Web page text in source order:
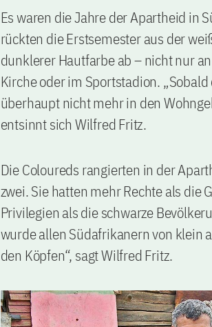
Es waren die Jahre der Apartheid in
rückten die Erstsemester aus der
dunklerer Hautfarbe ab – nicht nur
Kirche oder im Sportstadion.
überhaupt nicht mehr in den
entsinnt sich Wilfred Fritz.
Die Coloureds rangierten in der
zwei. Sie hatten mehr Rechte als
Privilegien als die schwarze
wurde allen Südafrikanern von klein
den Köpfen“, sagt Wilfred Fritz.